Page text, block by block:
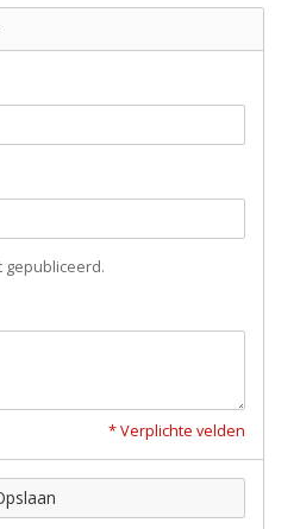
gepubliceerd.
* Verplichte velden